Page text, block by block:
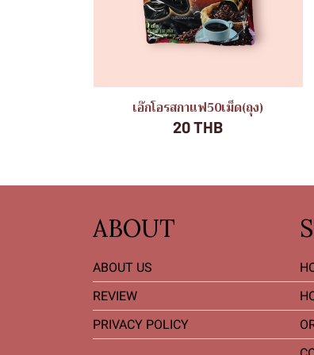
เอ๊กโอรสกาแฟ50เม็ด(ถุง)
20 THB
ABOUT
ABOUT US
REVIEW
PRIVACY POLICY